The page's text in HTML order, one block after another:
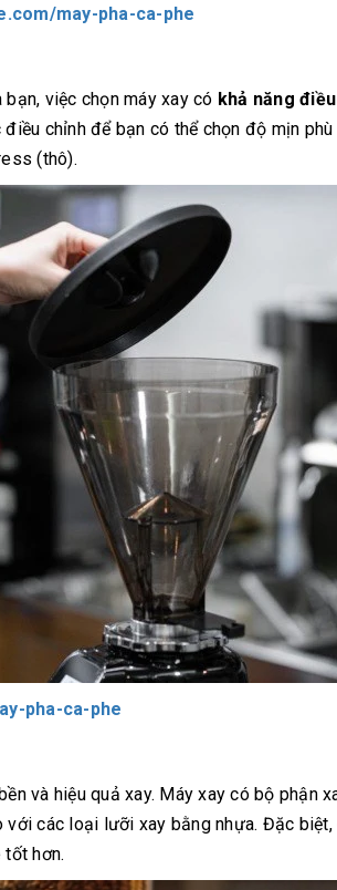
may-pha-ca-phe
việc chọn máy xay có khả năng
chỉnh để bạn có thể chọn độ mịn
(thô).
pha-ca-phe
và hiệu quả xay. Máy xay có bộ phận
các loại lưỡi xay bằng nhựa. Đặc
hơn.